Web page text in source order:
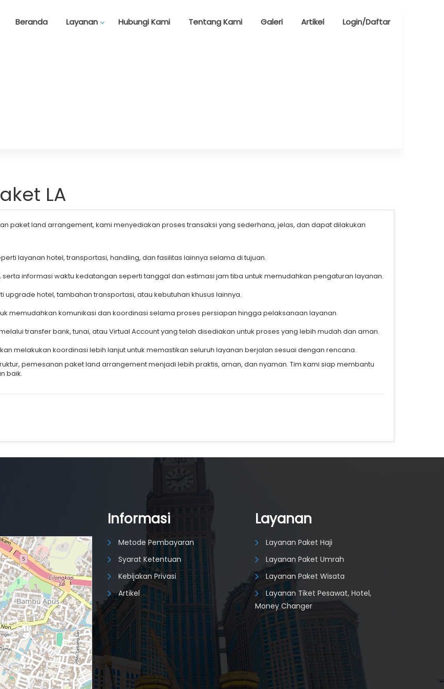
Beranda Layanan Hubungi Kami Tentang Kami Galeri Artikel Login/Daftar
LA
paket land arrangement, kami menyediakan proses transaksi yang sederhana, jelas, dan dapat dilakukan
layanan hotel, transportasi, handling, dan fasilitas lainnya selama di tujuan.
informasi waktu kedatangan seperti tanggal dan estimasi jam tiba untuk memudahkan pengaturan layanan.
hotel, tambahan transportasi, atau kebutuhan khusus lainnya.
memudahkan komunikasi dan koordinasi selama proses persiapan hingga pelaksanaan layanan.
transfer bank, tunai, atau Virtual Account yang telah disediakan untuk proses yang lebih mudah dan aman.
melakukan koordinasi lebih lanjut untuk memastikan seluruh layanan berjalan sesuai dengan rencana.
pemesanan paket land arrangement menjadi lebih praktis, aman, dan nyaman. Tim kami siap membantu
baik.
Informasi
Metode Pembayaran
Syarat Ketentuan
Kebijakan Privasi
Artikel
Layanan
Layanan Paket Haji
Layanan Paket Umrah
Layanan Paket Wisata
Layanan Tiket Pesawat, Hotel,
Money Changer